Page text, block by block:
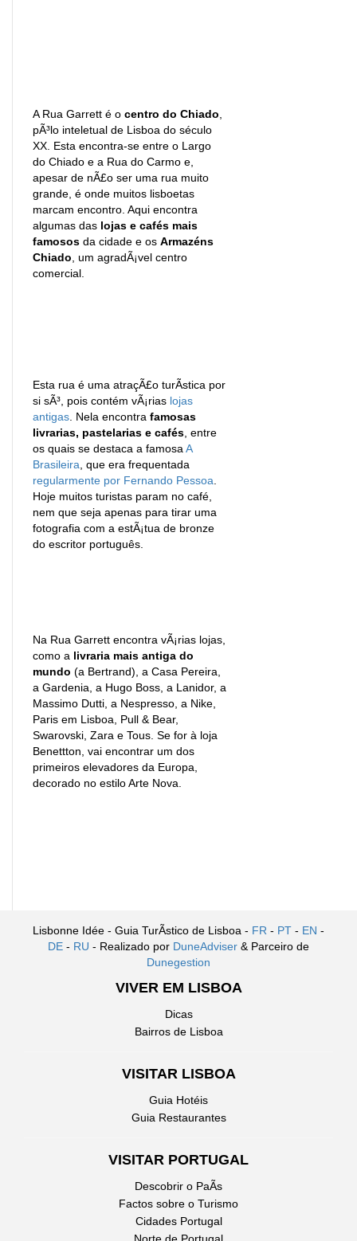
A Rua Garrett é o centro do Chiado
pÃ³lo inteletual de Lisboa do século
XX. Esta encontra-se entre o Largo
do Chiado e a Rua do Carmo e,
apesar de nÃ£o ser uma rua muito
grande, é onde muitos lisboetas
marcam encontro. Aqui encontra
algumas das lojas e cafés mais
famosos da cidade e os Armazéns
Chiado , um agradÃ¡vel centro
comercial.
Esta rua é uma atraçÃ£o turÃ­stica por
si sÃ³, pois contém vÃ¡rias lojas
antigas . Nela encontra famosas
livrarias, pastelarias e cafés , entre
os quais se destaca a famosa A
Brasileira , que era frequentada
regularmente por Fernando Pessoa
Hoje muitos turistas param no café,
nem que seja apenas para tirar uma
fotografia com a estÃ¡tua de bronze
do escritor português.
Na Rua Garrett encontra vÃ¡rias lojas,
como a livraria mais antiga do
mundo (a Bertrand), a Casa Pereira,
a Gardenia, a Hugo Boss, a Lanidor, a
Massimo Dutti, a Nespresso, a Nike,
Paris em Lisboa, Pull & Bear,
Swarovski, Zara e Tous. Se for à loja
Benettton, vai encontrar um dos
primeiros elevadores da Europa,
decorado no estilo Arte Nova.
Lisbonne Idée - Guia TurÃ­stico de Lisboa - FR - PT - EN -
DE - RU - Realizado por DuneAdviser & Parceiro de
Dunegestion
VIVER EM LISBOA
Dicas
Bairros de Lisboa
VISITAR LISBOA
Guia Hotéis
Guia Restaurantes
VISITAR PORTUGAL
Descobrir o PaÃ­s
Factos sobre o Turismo
Cidades Portugal